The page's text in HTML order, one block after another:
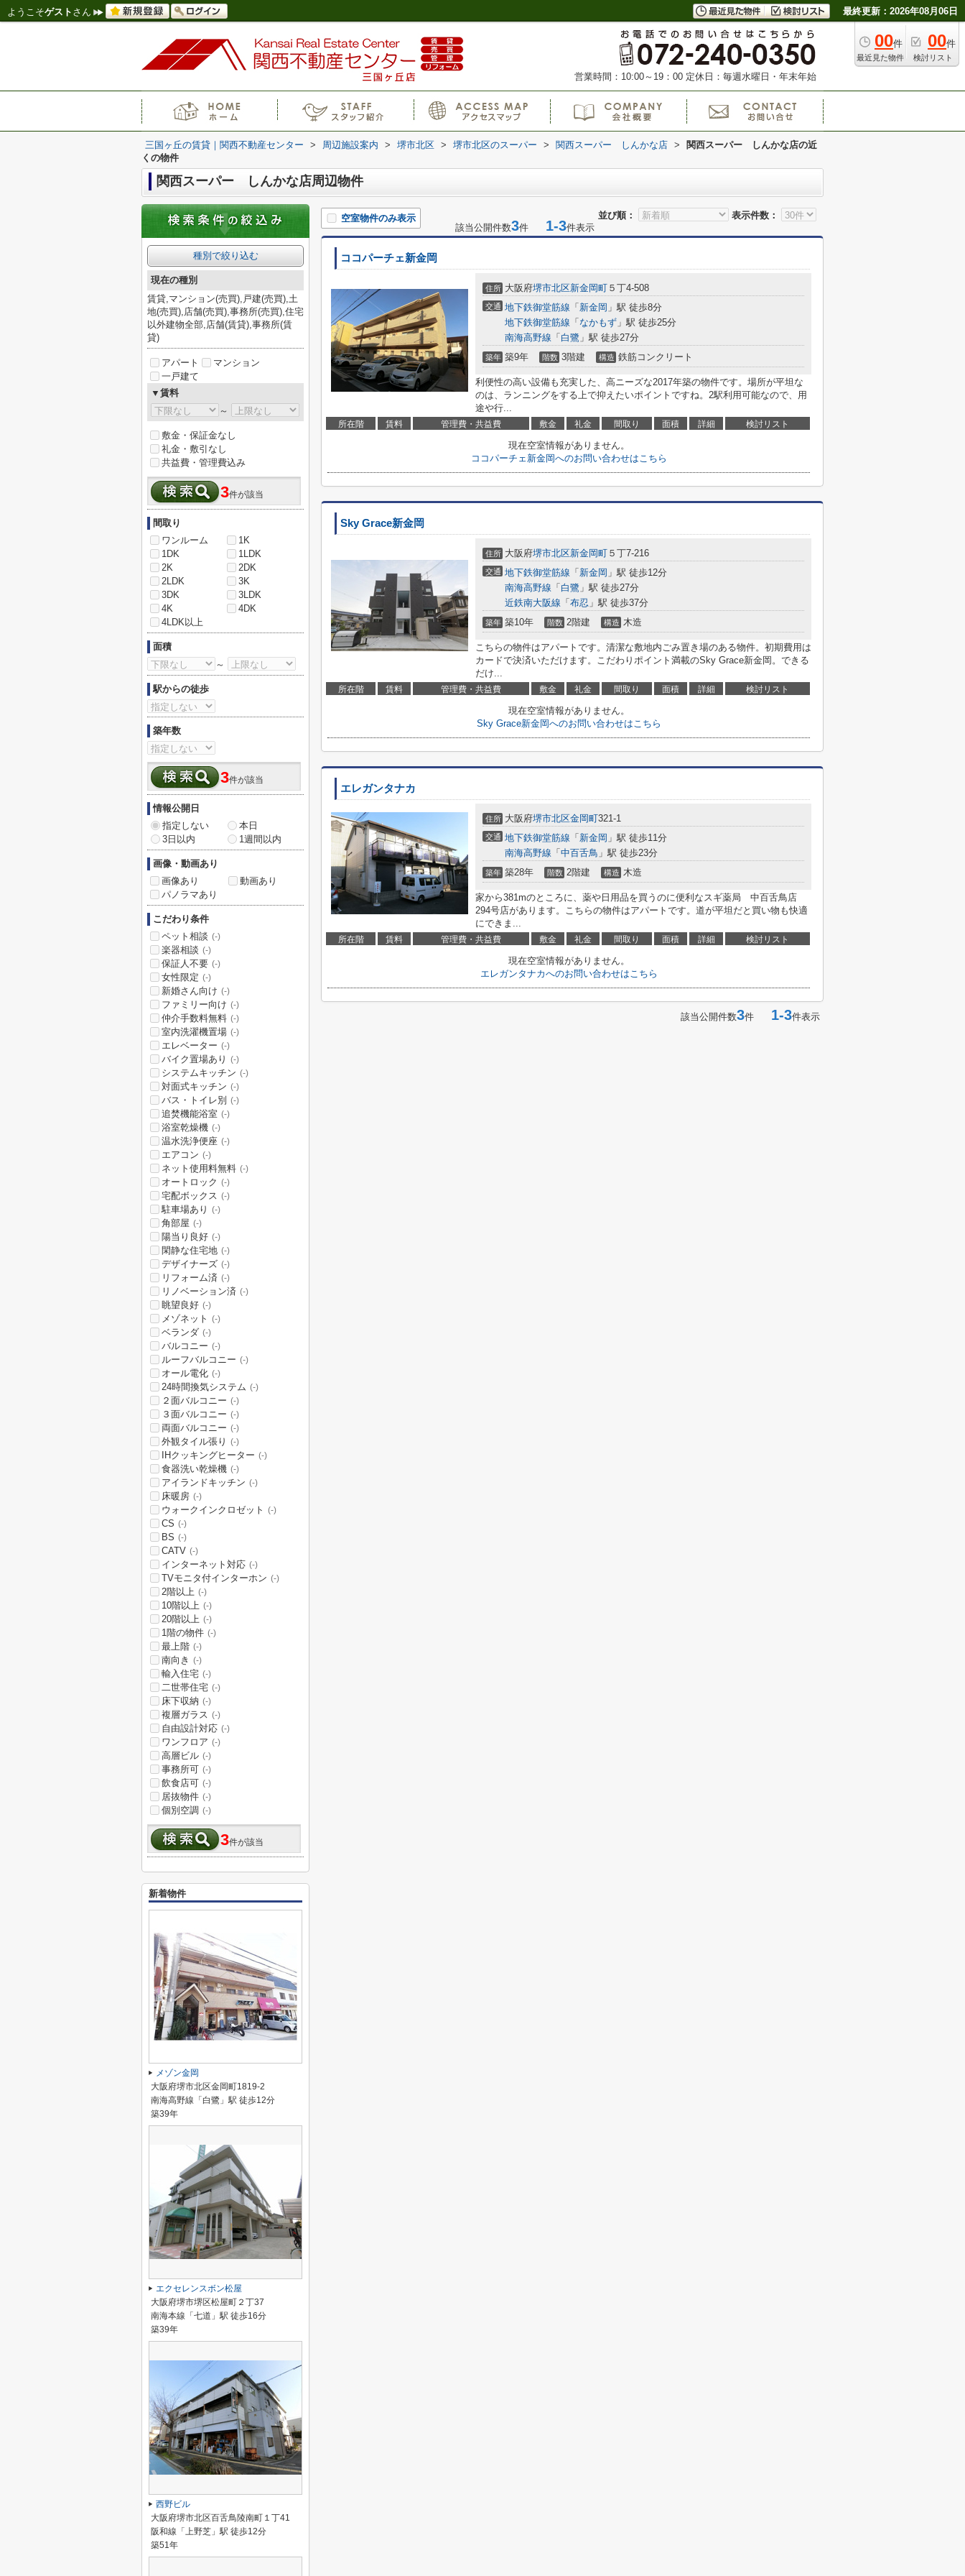
ようこそゲスト さん 最終更新：2026年08月06日
00件
最近見た物件
00件
検討リスト
営業時間：10:00～19：00 定休日：毎週水曜日・年末年始
三国ヶ丘の賃貸｜関西不動産センター > 周辺施設案内 > 堺市北区 > 堺市北区のスーパー > 関西スーパー しんかな店 >
関西スーパー しんかな店の近
くの物件
関西スーパー しんかな店周辺物件
並び順： 表示件数：
空室物件のみ表示
該当公開件数3件 1-3件表示
ココパーチェ新金岡
住所 大阪府堺市北区新金岡町 ５丁4-508
交通 地下鉄御堂筋線 「 新金岡 」駅 徒歩8分
地下鉄御堂筋線 「 なかもず 」駅 徒歩25分
南海高野線 「 白鷺 」駅 徒歩27分
築年 築9年 階数 3階建 構造 鉄筋コンクリート
利便性の高い設備も充実した、高ニーズな2017年築の物件です。場所が平坦な
のは、ランニングをする上で抑えたいポイントですね。2駅利用可能なので、用
途や行...
所在階 賃料 管理費・共益費 敷金 礼金 間取り 面積 詳細 検討リスト
現在空室情報がありません。
ココパーチェ新金岡へのお問い合わせはこちら
Sky Grace新金岡
住所 大阪府堺市北区新金岡町 ５丁7-216
交通 地下鉄御堂筋線 「 新金岡 」駅 徒歩12分
南海高野線 「 白鷺 」駅 徒歩27分
近鉄南大阪線 「 布忍 」駅 徒歩37分
築年 築10年 階数 2階建 構造 木造
こちらの物件はアパートです。清潔な敷地内ごみ置き場のある物件。初期費用は
カードで決済いただけます。こだわりポイント満載のSky Grace新金岡。できる
だけ...
所在階 賃料 管理費・共益費 敷金 礼金 間取り 面積 詳細 検討リスト
現在空室情報がありません。
Sky Grace新金岡へのお問い合わせはこちら
エレガンタナカ
住所 大阪府堺市北区金岡町321-1
交通 地下鉄御堂筋線 「 新金岡 」駅 徒歩11分
南海高野線 「 中百舌鳥 」駅 徒歩23分
築年 築28年 階数 2階建 構造 木造
家から381mのところに、薬や日用品を買うのに便利なスギ薬局 中百舌鳥店
294号店があります。こちらの物件はアパートです。道が平坦だと買い物も快適
にできま...
所在階 賃料 管理費・共益費 敷金 礼金 間取り 面積 詳細 検討リスト
現在空室情報がありません。
エレガンタナカへのお問い合わせはこちら
該当公開件数3件 1-3件表示
種別で絞り込む
現在の種別
賃貸,マンション(売買),戸建(売買),土
地(売買),店舗(売買),事務所(売買),住宅
以外建物全部,店舗(賃貸),事務所(賃
貸)
アパート
マンション
一戸建て
▼賃料
～
敷金・保証金なし
礼金・敷引なし
共益費・管理費込み
3件が該当
間取り
ワンルーム
1K
1DK
1LDK
2K
2DK
2LDK
3K
3DK
3LDK
4K
4DK
4LDK以上
面積
～
駅からの徒歩
築年数
3件が該当
情報公開日
指定しない
本日
3日以内
1週間以内
画像・動画あり
画像あり
動画あり
パノラマあり
こだわり条件
ペット相談 (-)
楽器相談 (-)
保証人不要 (-)
女性限定 (-)
新婚さん向け (-)
ファミリー向け (-)
仲介手数料無料 (-)
室内洗濯機置場 (-)
エレベーター (-)
バイク置場あり (-)
システムキッチン (-)
対面式キッチン (-)
バス・トイレ別 (-)
追焚機能浴室 (-)
浴室乾燥機 (-)
温水洗浄便座 (-)
エアコン (-)
ネット使用料無料 (-)
オートロック (-)
宅配ボックス (-)
駐車場あり (-)
角部屋 (-)
陽当り良好 (-)
閑静な住宅地 (-)
デザイナーズ (-)
リフォーム済 (-)
リノベーション済 (-)
眺望良好 (-)
メゾネット (-)
ベランダ (-)
バルコニー (-)
ルーフバルコニー (-)
オール電化 (-)
24時間換気システム (-)
２面バルコニー (-)
３面バルコニー (-)
両面バルコニー (-)
外観タイル張り (-)
IHクッキングヒーター (-)
食器洗い乾燥機 (-)
アイランドキッチン (-)
床暖房 (-)
ウォークインクロゼット (-)
CS (-)
BS (-)
CATV (-)
インターネット対応 (-)
TVモニタ付インターホン (-)
2階以上 (-)
10階以上 (-)
20階以上 (-)
1階の物件 (-)
最上階 (-)
南向き (-)
輸入住宅 (-)
二世帯住宅 (-)
床下収納 (-)
複層ガラス (-)
自由設計対応 (-)
ワンフロア (-)
高層ビル (-)
事務所可 (-)
飲食店可 (-)
居抜物件 (-)
個別空調 (-)
3件が該当
新着物件
メゾン金岡
大阪府堺市北区金岡町1819-2
南海高野線「白鷺」駅 徒歩12分
築39年
エクセレンスボン松屋
大阪府堺市堺区松屋町２丁37
南海本線「七道」駅 徒歩16分
築39年
西野ビル
大阪府堺市北区百舌鳥陵南町１丁41
阪和線「上野芝」駅 徒歩12分
築51年